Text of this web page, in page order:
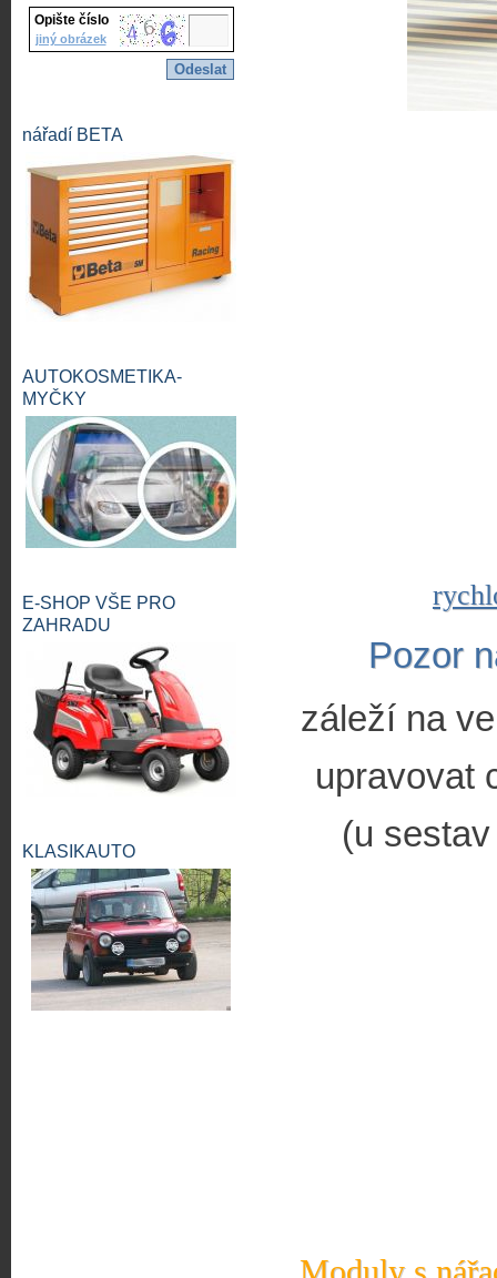
Pozor
záleží na
upravovat
(u
Opište číslo
jiný obrázek
nářadí BETA
AUTOKOSMETIKA-
MYČKY
E-SHOP VŠE PRO
ZAHRADU
KLASIKAUTO